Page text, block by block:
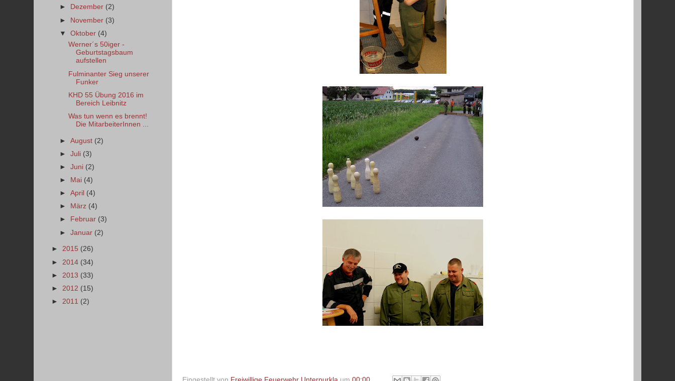
►
Dezember (2)
► November (3)
▼Oktober (4)
Werner´s 50iger -
Geburtstagsbaum
aufstellen
Fulminanter Sieg unserer
Funker
KHD 55 Übung 2016 im
Bereich Leibnitz
Was tun wenn es brennt!
Die MitarbeiterInnen ...
►August (2)
►Juli (3)
►Juni (2)
►
Mai (4)
►April (4)
►
März (4)
►
Februar (3)
►Januar (2)
► 2015 (26)
► 2014 (34)
► 2013 (33)
► 2012 (15)
► 2011 (2)